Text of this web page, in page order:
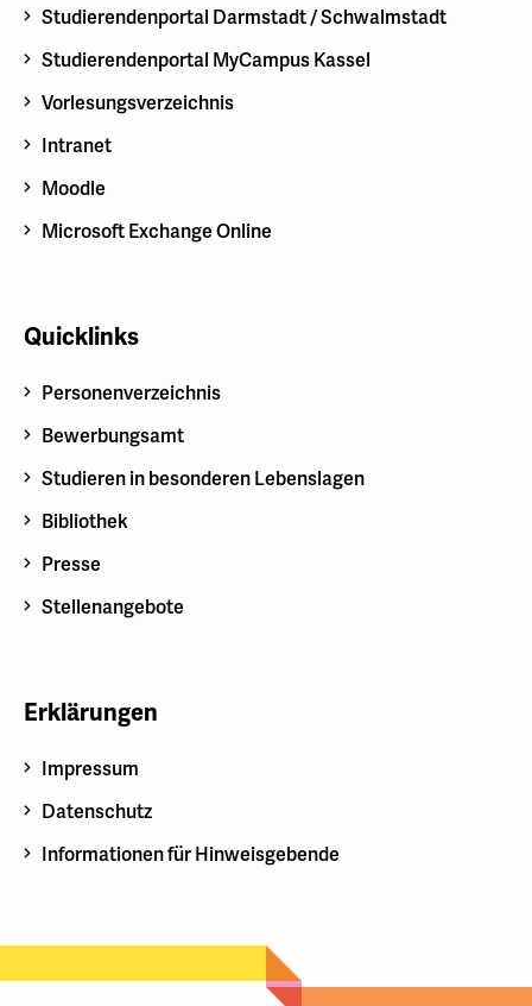
Studierendenportal Darmstadt / Schwalmstadt
Studierendenportal MyCampus Kassel
Vorlesungsverzeichnis
Intranet
Moodle
Microsoft Exchange Online
Quicklinks
Personenverzeichnis
Bewerbungsamt
Studieren in besonderen Lebenslagen
Bibliothek
Presse
Stellenangebote
Erklärungen
Impressum
Datenschutz
Informationen für Hinweisgebende